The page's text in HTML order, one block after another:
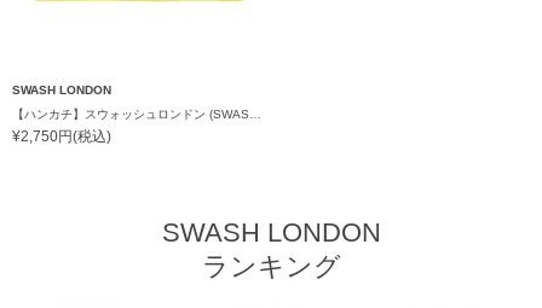
SWASH LONDON
¥2,750円(税込)
SWASH LONDON
ランキング